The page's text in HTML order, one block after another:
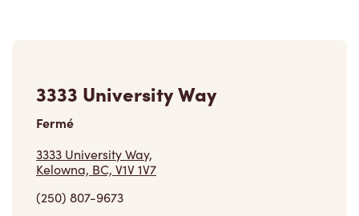
3333 University Way
Fermé
3333 University Way,
Kelowna, BC, V1V 1V7
(250) 807-9673